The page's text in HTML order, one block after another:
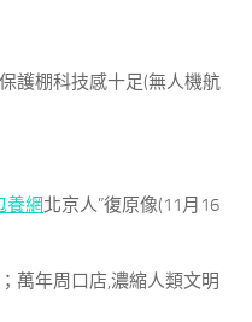
護棚科技感十足(無人機航
養網北京人”復原像(11月16
萬年周口店,濃縮人類文明